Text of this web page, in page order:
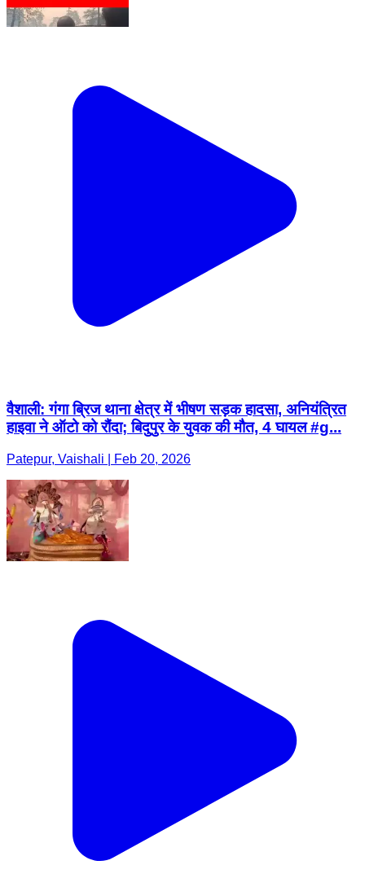
वैशाली: गंगा ब्रिज थाना क्षेत्र में भीषण सड़क हादसा, अनियंत्रित
हाइवा ने ऑटो को रौंदा; बिदुपुर के युवक की मौत, 4 घायल #g...
Patepur, Vaishali | Feb 20, 2026